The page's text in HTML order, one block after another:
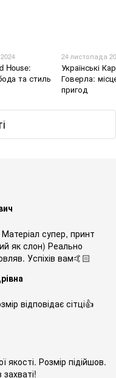
House:
та стиль
24 листопада
Українські
Говерла:
пригод
супер, принт
як слон) Реально
Успіхів вам🤙🏻
відповідає сітці👍
Розмір підійшов.